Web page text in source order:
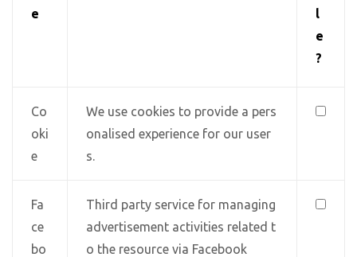
e
l
e
?
Co
oki
e
We use cookies to provide a pers
onalised experience for our user
s.
Fa
ce
bo
Third party service for managing
advertisement activities related t
o the resource via Facebook